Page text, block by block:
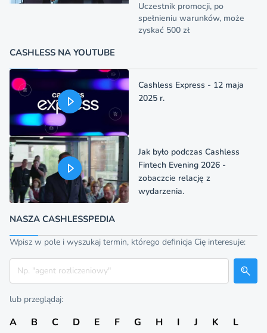
Uczestnik promocji, po
spełnieniu warunków, może
zyskać 500 zł
CASHLESS NA YOUTUBE
Cashless Express - 12 maja
2025 r.
Jak było podczas Cashless
Fintech Evening 2026 -
zobaczcie relację z
wydarzenia.
NASZA CASHLESSPEDIA
Wpisz w pole i wyszukaj termin, którego definicja Cię interesuje:
Szukaj
lub przeglądaj:
A B C D E F G H I J K
L